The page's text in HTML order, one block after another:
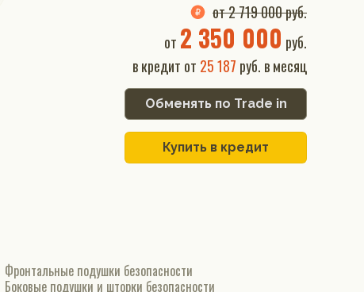
от 2 719 000 руб.
от 2 350 000 руб.
в кредит от 25 187 руб. в месяц
Обменять по Trade in
Купить в кредит
Фронтальные подушки безопасности
Боковые подушки и шторки безопасности